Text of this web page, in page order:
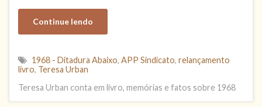
Continue lendo
1968 - Ditadura Abaixo, APP Sindicato, relançamento
livro, Teresa Urban
Teresa Urban conta em livro, memórias e fatos sobre 1968